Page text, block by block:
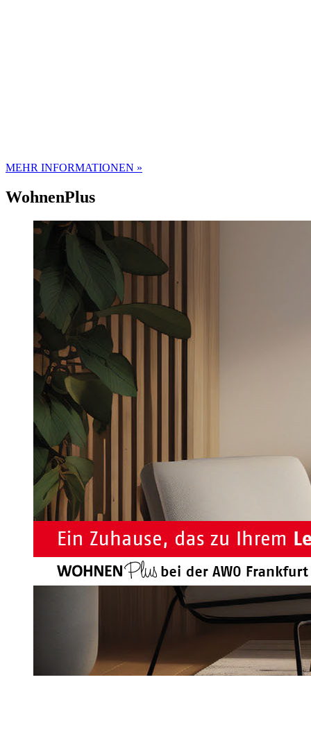
MEHR INFORMATIONEN »
WohnenPlus